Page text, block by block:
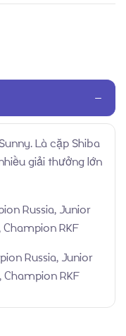
Là cặp Shiba
giải thưởng lớn
Russia, Junior
RKF
Russia, Junior
Champion RKF